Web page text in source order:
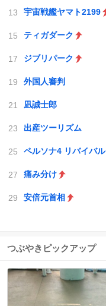
宇宙戦艦ヤマト2199
ティガダーク
ジブリパーク
外国人審判
凪誠士郎
出産ツーリズム
ペルソナ4 リバイバル
痛み分け
安倍元首相
つぶやきピックアップ